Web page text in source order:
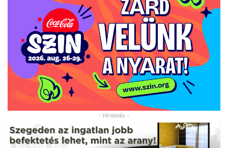
- Hirdetés -